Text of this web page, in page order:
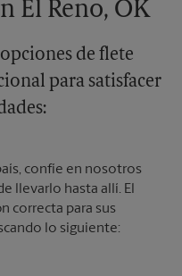
El Reno, OK
de flete
para satisfacer
confíe en nosotros
llevarlo hasta allí. El
correcta para sus
lo siguiente: